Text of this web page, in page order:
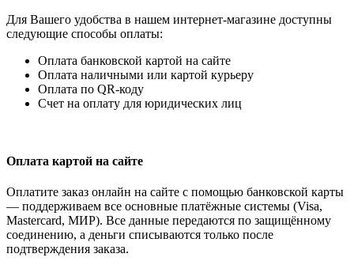
Для Вашего удобства в нашем интернет-магазине доступны
следующие способы оплаты:
Оплата банковской картой на сайте
Оплата наличными или картой курьеру
Оплата по QR-коду
Счет на оплату для юридических лиц
Оплата картой на сайте
Оплатите заказ онлайн на сайте с помощью банковской карты
— поддерживаем все основные платёжные системы (Visa,
Mastercard, МИР). Все данные передаются по защищённому
соединению, а деньги списываются только после
подтверждения заказа.